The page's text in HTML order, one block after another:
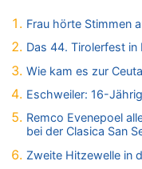
05.08.2026 - 19:21
Mehrere Menschen in
05.08.2026 - 19:17
Zweite Hitzewelle in
Wasserstand des
Frau hörte Stimmen
Das 44. Tirolerfest in
Wie kam es zur
Eschweiler: 16-
Remco Evenepoel
bei der Clasica San
Zweite Hitzewelle in